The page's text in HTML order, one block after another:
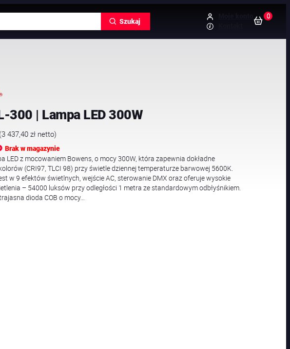
Szukaj
0
300 | Lampa LED 300W
(3 437,40 zł netto)
Brak w magazynie
LED z mocowaniem Bowens, o mocy 300W, która zapewnia dokładne
(CRI97, TLCI 98) przy świetle dziennej temperaturze barwowej 5600K.
w 9 efektów świetlnych, wejście AC, sterowanie DMX oraz oferuje wysokie
– 54000 luksów przy odległości 1 metra ze standardowym odbłyśnikiem.
dioda COB o mocy…